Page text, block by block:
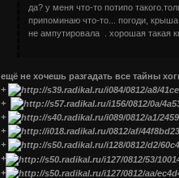
да? у меня что-то потипо
припоминаю что-то... погоди,
не ампутировала . хорошая такая
ещё не хочешь разгадать все тайны
+
+
+
+
+
+
+